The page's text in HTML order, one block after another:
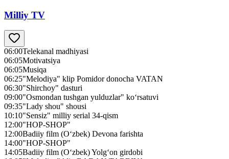
Milliy TV
06:00Telekanal madhiyasi
06:05Motivatsiya
06:05Musiqa
06:25"Melodiya" klip Pomidor donocha VATAN
06:30"Shirchoy" dasturi
09:00"Osmondan tushgan yulduzlar" ko‘rsatuvi
09:35"Lady shou" shousi
10:10"Sensiz" milliy serial 34-qism
12:00"HOP-SHOP"
12:00Badiiy film (O‘zbek) Devona farishta
14:00"HOP-SHOP"
14:05Badiiy film (O‘zbek) Yolg‘on girdobi